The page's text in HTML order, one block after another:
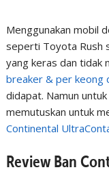
Menggunakan mobil
seperti Toyota Rush
yang keras dan tidak
breaker & per keong
didapat. Namun
memutuskan untuk
Continental
Review Ban